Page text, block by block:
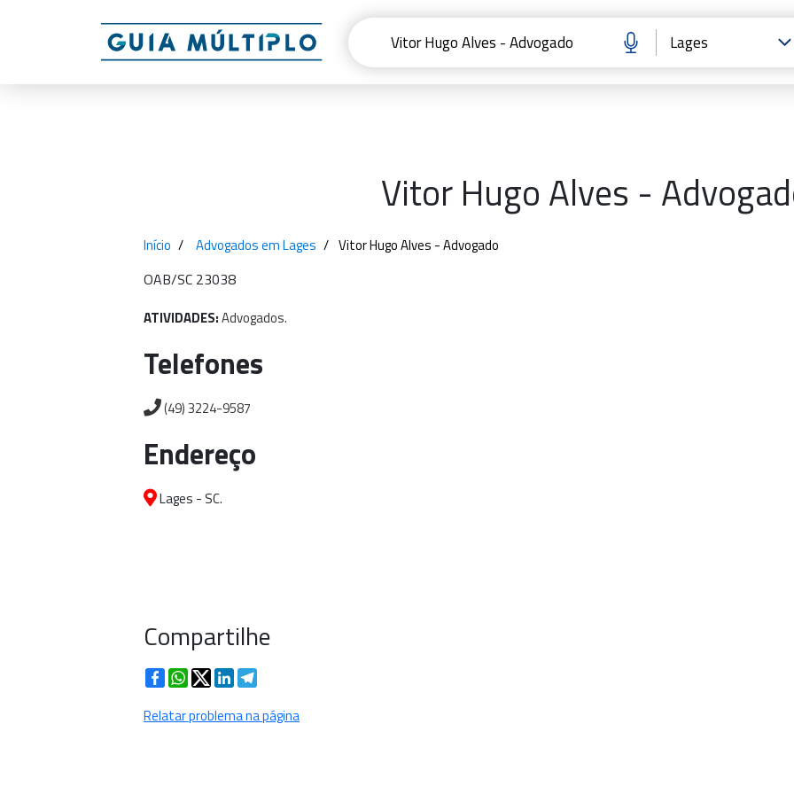
Vitor Hugo Alves -
Início Advogados em Lages Vitor Hugo Alves - Advogado
OAB/SC 23038
ATIVIDADES:Advogados.
Telefones
(49) 3224-9587
Endereço
Lages - SC.
Compartilhe
FacebookWhatsApp
TwitterLinkedIn
Relatar problema na página